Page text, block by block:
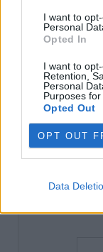
I want to
Personal
Opted In
I want to
Retention,
Personal
Purposes for
Opted Out
OPT OUT
Data
Online diskuse
Redakce Ekolistu
že zde publikujete
vyhrazuje právo
DO